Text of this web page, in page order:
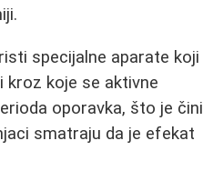
specijalne aparate koji
kroz koje se aktivne
oporavka, što je čini
smatraju da je efekat